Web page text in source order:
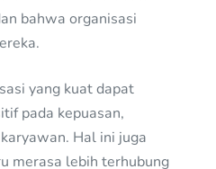
bahwa organisasi
yang kuat dapat
pada kepuasan,
Hal ini juga
merasa lebih terhubung